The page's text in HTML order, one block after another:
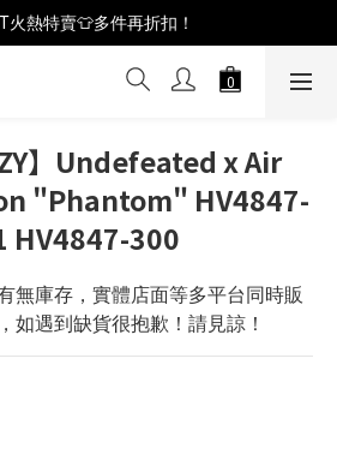
破盤出清(買鞋送襪)
火熱特賣👕多件再折扣！
中破盤出清(買鞋送襪)
】Undefeated x Air
"Phantom" HV4847-
HV4847-300
無庫存，實體店面等多平台同時販
如遇到缺貨很抱歉！請見諒！